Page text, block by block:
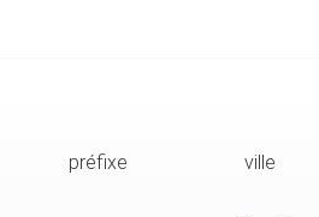
préfixe ville